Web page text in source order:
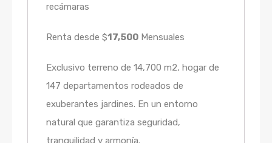
recámaras
Renta desde $17,500 Mensuales
Exclusivo terreno de 14,700 m2, hogar de
147 departamentos rodeados de
exuberantes jardines. En un entorno
natural que garantiza seguridad,
tranquilidad y armonía.